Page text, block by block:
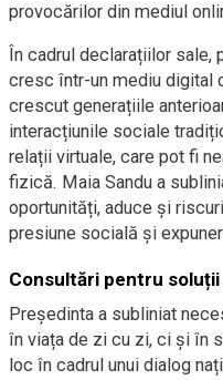
provocărilor din mediul
În cadrul declarațiilor sale,
cresc într-un mediu digital
crescut generațiile
interacțiunile sociale
relații virtuale, care pot fi
fizică. Maia Sandu a
oportunități, aduce și
presiune socială și
Consultări pentru
Președinta a subliniat
în viața de zi cu zi, ci și în
loc în cadrul unui dialog